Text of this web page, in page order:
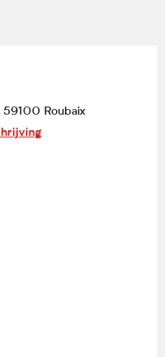
59100 Roubaix